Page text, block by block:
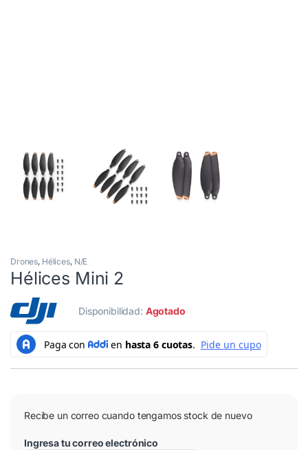
Drones, Hélices, N/E
Hélices Mini 2
Disponibilidad: Agotado
Recibe un correo cuando tengamos stock de nuevo
Ingresa tu correo electrónico